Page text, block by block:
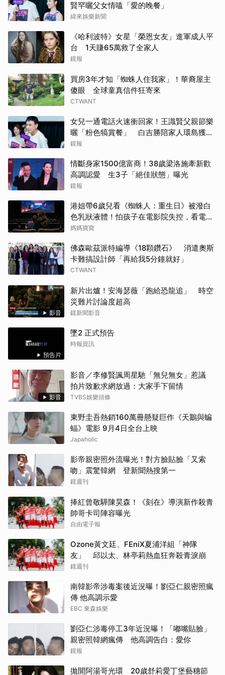
賢罕曬父女情嗑「愛的晚餐」
緯來娛樂新聞
《哈利波特》女星「榮恩女友」進軍成人平
台 1天賺65萬救了全家人
鏡報
買房3年才知「蜘蛛人住我家」！華裔屋主
傻眼 全球童真信件狂寄來
CTWANT
女兒一通電話火速衝回家！王識賢父親節樂
曬「粉色犒賞餐」 白吉勝陪家人環島獲封
「最狂老爸」
鏡報
情斷身家1500億富商！38歲梁洛施牽新歡
高調認愛 生3子「絕佳狀態」曝光
鏡報
港姐帶6歲兒看《蜘蛛人：重生日》被潑白
色乳狀液體！怕孩子在電影院失控，看電影
前爸媽「必做3件事與3評估」
媽媽寶寶
佛森歐茲派特編導《18顆鑽石》 消遣奧斯
卡難搞設計師「再給我5分鐘就好」
CTWANT
影音
新片出爐！安海瑟薇「跑給恐龍追」 時空
災難片討論度超高
鏡新聞影音
預告片
墜2 正式預告
時報資訊
影音
影音／李修賢諷周星馳「無兒無女」惹議
拍片致歉求網放過：大家手下留情
TVBS娛樂頭條
東野圭吾熱銷160萬冊懸疑巨作《天鵝與蝙
蝠》電影 9月4日全台上映
Japaholic
影帝親密照外流曝光！對方臉貼臉「又索
吻」震驚韓網 登新聞熱搜第一
鏡週刊
捧紅曾敬驊陳昊森！《刻在》導演新作殺青
帥哥卡司陣容曝光
自由電子報
Ozone黃文廷、FEniX夏浦洋組「神隊
友」 邱以太、林亭莉熱血狂奔殺青淚崩
鏡週刊
南韓影帝涉毒案後近況曝！劉亞仁親密照瘋
傳 他高調示愛
EBC 東森娛樂
劉亞仁涉毒停工3年近況曝！「嘟嘴貼臉」
親密照韓網瘋傳 他高調告白：愛你
鏡報
拋開阿湯哥光環 20歲舒莉愛丁堡藝穗節